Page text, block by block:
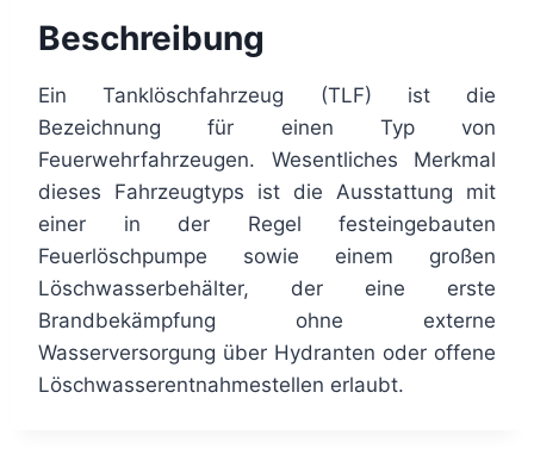
Beschreibung
Ein Tanklöschfahrzeug (TLF) ist die
Bezeichnung für einen Typ von
Feuerwehrfahrzeugen. Wesentliches Merkmal
dieses Fahrzeugtyps ist die Ausstattung mit
einer in der Regel festeingebauten
Feuerlöschpumpe sowie einem großen
Löschwasserbehälter, der eine erste
Brandbekämpfung ohne externe
Wasserversorgung über Hydranten oder offene
Löschwasserentnahmestellen erlaubt.